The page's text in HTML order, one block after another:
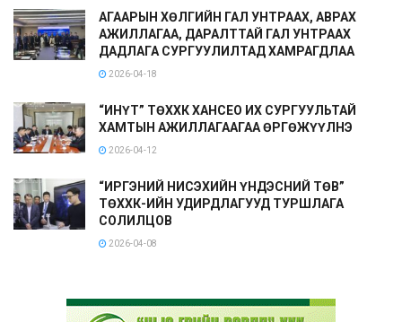
АГААРЫН ХӨЛГИЙН ГАЛ УНТРААХ, АВРАХ
АЖИЛЛАГАА, ДАРАЛТТАЙ ГАЛ УНТРААХ
ДАДЛАГА СУРГУУЛИЛТАД ХАМРАГДЛАА
2026-04-18
“ИНҮТ” ТӨХХК ХАНСЕО ИХ СУРГУУЛЬТАЙ
ХАМТЫН АЖИЛЛАГААГАА ӨРГӨЖҮҮЛНЭ
2026-04-12
“ИРГЭНИЙ НИСЭХИЙН ҮНДЭСНИЙ ТӨВ”
ТӨХХК-ИЙН УДИРДЛАГУУД ТУРШЛАГА
СОЛИЛЦОВ
2026-04-08